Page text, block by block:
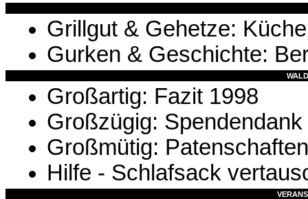
Grillgut & Gehetze:
Gurken & Geschichte:
Großartig: Fazit 1998
Großzügig: Spendendank
Großmütig: Patenschaften
Hilfe - Schlafsack